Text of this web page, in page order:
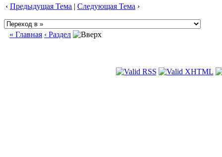
‹ Предыдущая Тема | Следующая Тема ›
« Главная ‹ Раздел